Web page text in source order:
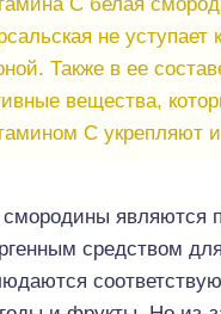
не уступает
Также в ее
вещества,
С укрепляют
являются
средством